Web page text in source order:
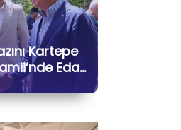
Kartepe
Eda